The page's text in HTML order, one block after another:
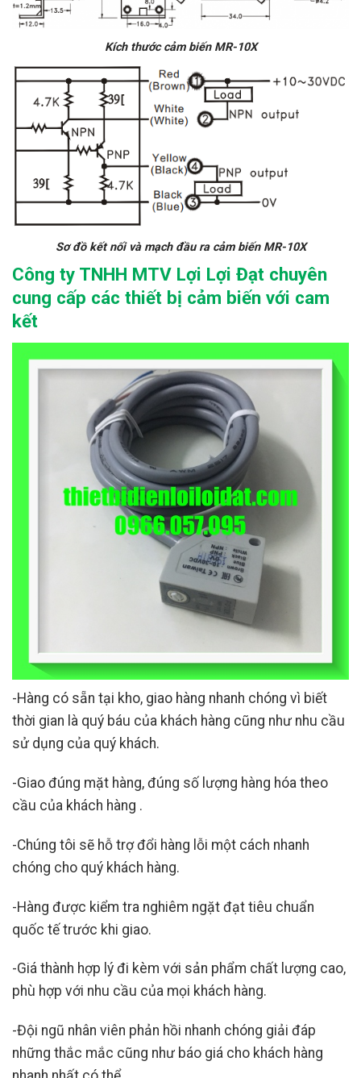
Kích thước cảm biến MR-10X
Sơ đồ kết nối và mạch đầu ra cảm biến MR-10X
Công ty TNHH MTV Lợi Lợi Đạt chuyên
cung cấp các thiết bị cảm biến với cam
kết
-Hàng có sẵn tại kho, giao hàng nhanh chóng vì biết
thời gian là quý báu của khách hàng cũng như nhu cầu
sử dụng của quý khách.
-Giao đúng mặt hàng, đúng số lượng hàng hóa theo
cầu của khách hàng .
-Chúng tôi sẽ hỗ trợ đổi hàng lỗi một cách nhanh
chóng cho quý khách hàng.
-Hàng được kiểm tra nghiêm ngặt đạt tiêu chuẩn
quốc tế trước khi giao.
-Giá thành hợp lý đi kèm với sản phẩm chất lượng cao,
phù hợp với nhu cầu của mọi khách hàng.
-Đội ngũ nhân viên phản hồi nhanh chóng giải đáp
những thắc mắc cũng như báo giá cho khách hàng